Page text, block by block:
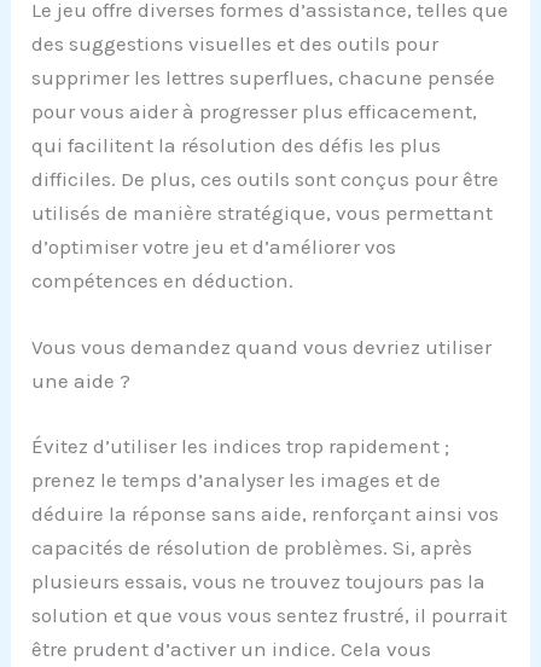
Le jeu offre diverses formes d’assistance, telles que
des suggestions visuelles et des outils pour
supprimer les lettres superflues, chacune pensée
pour vous aider à progresser plus efficacement,
qui facilitent la résolution des défis les plus
difficiles. De plus, ces outils sont conçus pour être
utilisés de manière stratégique, vous permettant
d’optimiser votre jeu et d’améliorer vos
compétences en déduction.
Vous vous demandez quand vous devriez utiliser
une aide ?
Évitez d’utiliser les indices trop rapidement ;
prenez le temps d’analyser les images et de
déduire la réponse sans aide, renforçant ainsi vos
capacités de résolution de problèmes. Si, après
plusieurs essais, vous ne trouvez toujours pas la
solution et que vous vous sentez frustré, il pourrait
être prudent d’activer un indice. Cela vous